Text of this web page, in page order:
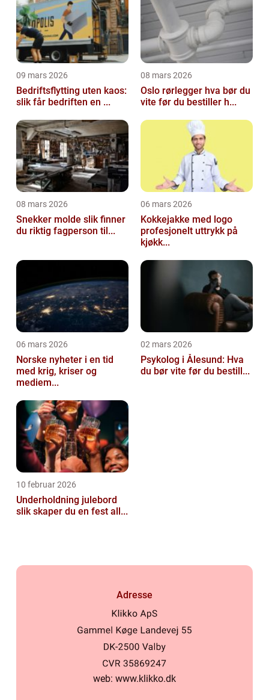
09 mars 2026
Bedriftsflytting uten kaos:
slik får bedriften en ...
08 mars 2026
Oslo rørlegger hva bør du
vite før du bestiller h...
08 mars 2026
Snekker molde slik finner
du riktig fagperson til...
06 mars 2026
Kokkejakke med logo
profesjonelt uttrykk på
kjøkk...
06 mars 2026
Norske nyheter i en tid
med krig, kriser og
mediem...
02 mars 2026
Psykolog i Ålesund: Hva
du bør vite før du bestill...
10 februar 2026
Underholdning julebord
slik skaper du en fest all...
Adresse
web: www.klikko.dk